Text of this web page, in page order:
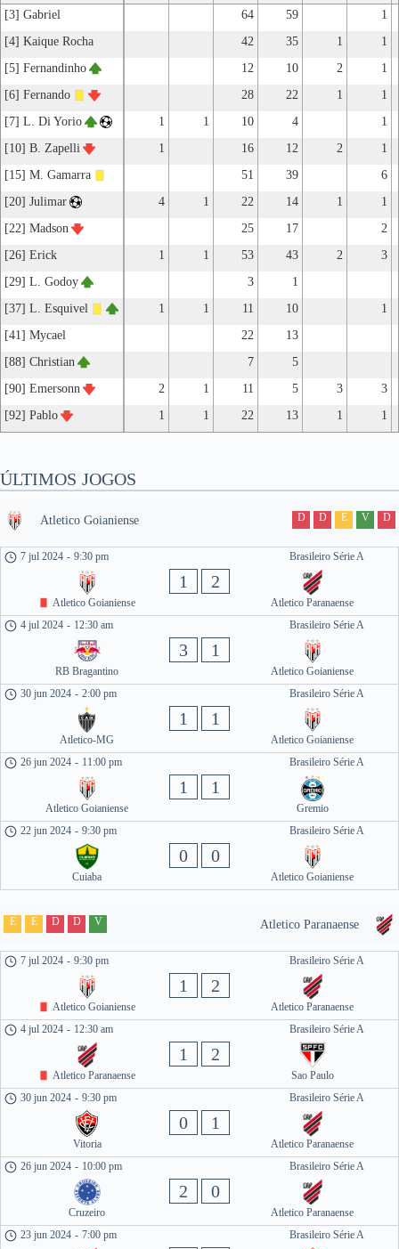
[3] Gabriel 64 59
1
[4] Kaique Rocha
42 35 1
1
[5] Fernandinho
12 10 2
1
[6] Fernando
28 22 1
1
[7] L. Di Yorio
1 1 10 4
1
[10] B. Zapelli
1 16 12 2
1
[15] M. Gamarra
51 39
6
[20] Julimar
4 1 22 14 1
1
[22] Madson
25 17
2
[26] Erick
1 1 53 43 2
3
[29] L. Godoy
3
1
[37] L. Esquivel
1 1 11 10
1
[41] Mycael
22
13
[88] Christian
7
5
[90] Emersonn
2 1 11 5 3
3
[92] Pablo
1 1 22 13 1 1
ÚLTIMOS JOGOS
Atletico Goianiense D D E V D
Brasileiro Série A
7 jul 2024 - 9:30 pm
Atletico Goianiense
1 2
Atletico Paranaense
Brasileiro Série A
4 jul 2024 - 12:30 am
RB Bragantino
3 1
Atletico Goianiense
Brasileiro Série A
30 jun 2024 - 2:00 pm
Atletico-MG
1 1
Atletico Goianiense
Brasileiro Série A
26 jun 2024 - 11:00 pm
Atletico Goianiense
1 1
Gremio
Brasileiro Série A
22 jun 2024 - 9:30 pm
Cuiaba
0 0
Atletico Goianiense
Atletico Paranaense
E E D D V
Brasileiro Série A
7 jul 2024 - 9:30 pm
Atletico Goianiense
1 2
Atletico Paranaense
Brasileiro Série A
4 jul 2024 - 12:30 am
Atletico Paranaense
1 2
Sao Paulo
Brasileiro Série A
30 jun 2024 - 9:30 pm
Vitoria
0 1
Atletico Paranaense
Brasileiro Série A
26 jun 2024 - 10:00 pm
Cruzeiro
2 0
Atletico Paranaense
Brasileiro Série A
23 jun 2024 - 7:00 pm